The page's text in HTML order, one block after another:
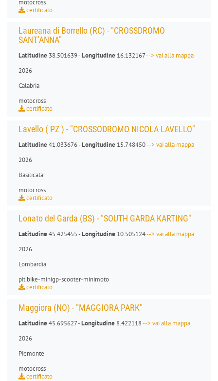
motocross
certificato
Laureana di Borrello (RC) - "CROSSDROMO
SANT’ANNA"
Latitudine 38.501639 -Longitudine 16.132167--> vai alla mappa
2026
Calabria
motocross
certificato
Lavello ( PZ ) - "CROSSODROMO NICOLA LAVELLO"
Latitudine41.033676 -Longitudine 15.748450--> vai alla mappa
2026
Basilicata
motocross
certificato
Lonato del Garda (BS) - "SOUTH GARDA KARTING"
Latitudine45.425455 -Longitudine 10.505124--> vai alla mappa
2026
Lombardia
pit bike-minigp-scooter-minimoto
certificato
Maggiora (NO) - "MAGGIORA PARK"
Latitudine45.695627 -Longitudine 8.422118--> vai alla mappa
2026
Piemonte
motocross
certificato